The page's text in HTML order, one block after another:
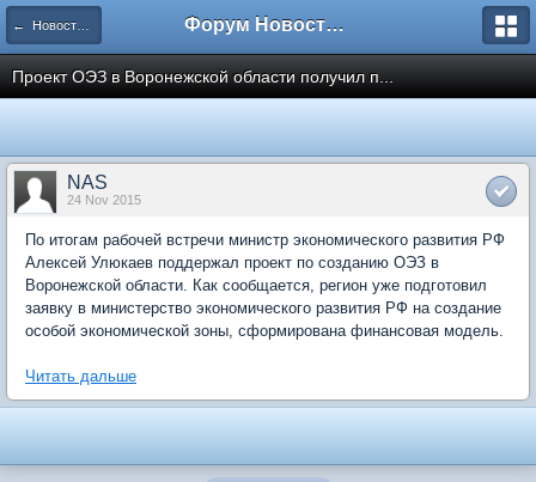
← Новости рынка недвижимости Форум Новостройки
Проект ОЭЗ в Воронежской области получил п...
NAS
24 Nov 2015
По итогам рабочей встречи министр экономического развития РФ
Алексей Улюкаев поддержал проект по созданию ОЭЗ в
Воронежской области. Как сообщается, регион уже подготовил
заявку в министерство экономического развития РФ на создание
особой экономической зоны, сформирована финансовая модель.
Читать дальше